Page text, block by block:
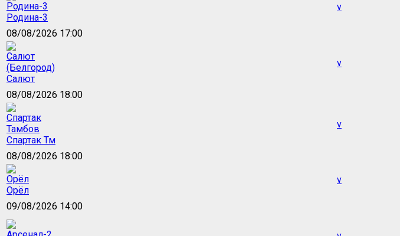
Родина-3
v
08/08/2026 17:00
Салют
v
08/08/2026 18:00
Спартак Тм
v
08/08/2026 18:00
Орёл
v
09/08/2026 14:00